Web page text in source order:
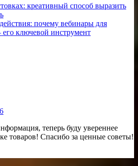
креативный способ выразить
почему вебинары для
ключевой инструмент
теперь буду увереннее
товаров! Спасибо за ценные советы!